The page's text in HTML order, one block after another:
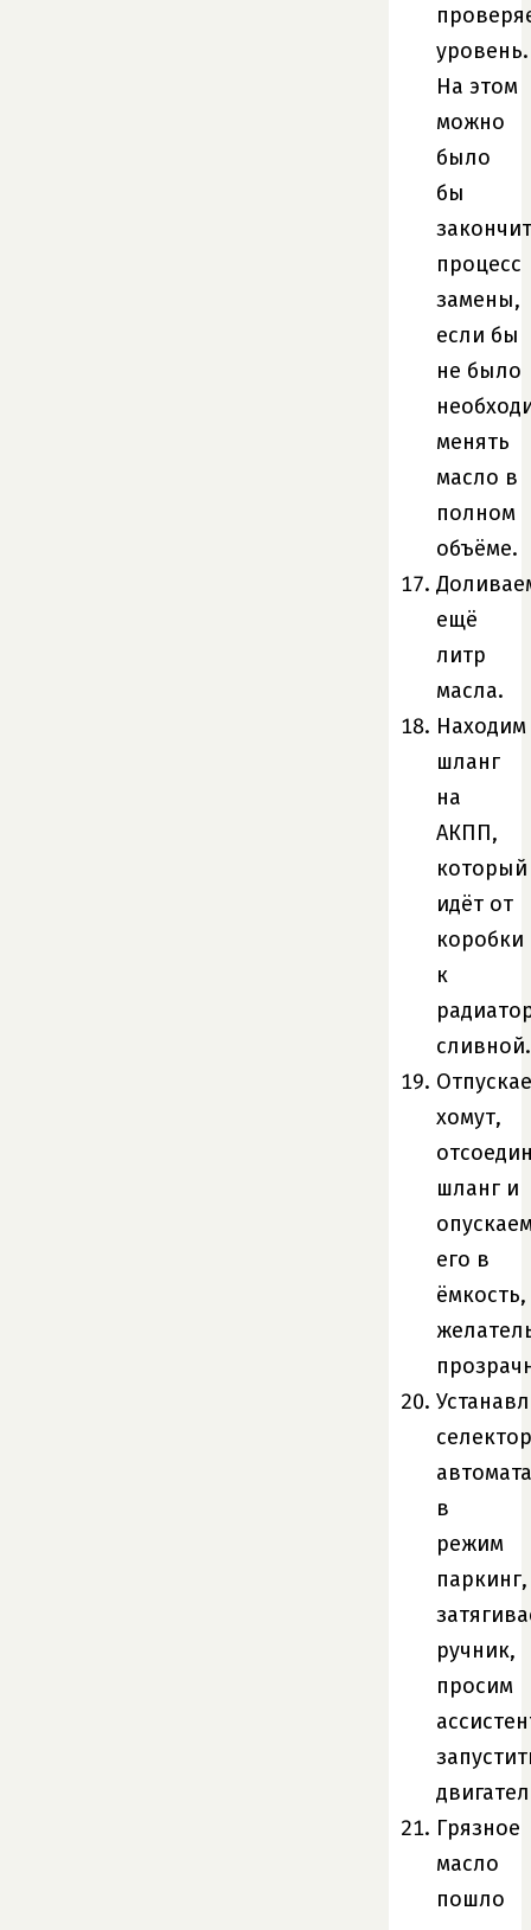
уровень.
На этом
можно
было
бы
процесс
замены,
если бы
не было
менять
масло в
полном
объёме.
ещё
литр
масла.
Находим
шланг
на
АКПП,
который
идёт от
коробки
к
сливной.
хомут,
шланг и
его в
ёмкость,
селектор
автомата
в
режим
паркинг,
ручник,
просим
Грязное
масло
пошло